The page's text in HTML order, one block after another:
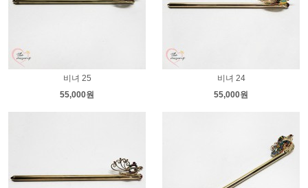
비녀 25
55,000원
비녀 24
55,000원